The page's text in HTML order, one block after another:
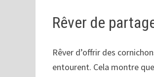
Rêver de
Rêver d’offrir des
entourent. Cela montre